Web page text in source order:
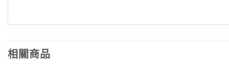
相關商品